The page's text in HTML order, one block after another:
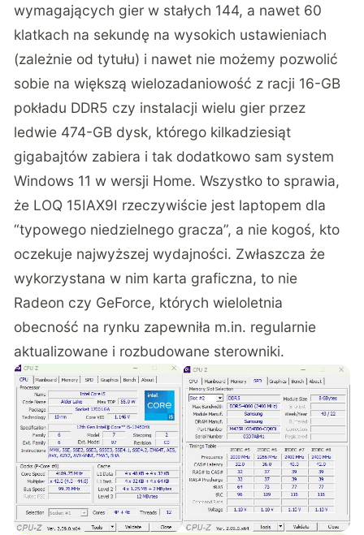
wymagających gier w stałych 144, a nawet 60
klatkach na sekundę na wysokich ustawieniach
(zależnie od tytułu) i nawet nie możemy pozwolić
sobie na większą wielozadaniowość z racji 16-GB
pokładu DDR5 czy instalacji wielu gier przez
ledwie 474-GB dysk, którego kilkadziesiąt
gigabajtów zabiera i tak dodatkowo sam system
Windows 11 w wersji Home. Wszystko to sprawia,
że LOQ 15IAX9I rzeczywiście jest laptopem dla
“typowego niedzielnego gracza”, a nie kogoś, kto
oczekuje najwyższej wydajności. Zwłaszcza że
wykorzystana w nim karta graficzna, to nie
Radeon czy GeForce, których wieloletnia
obecność na rynku zapewniła m.in. regularnie
aktualizowane i rozbudowane sterowniki.